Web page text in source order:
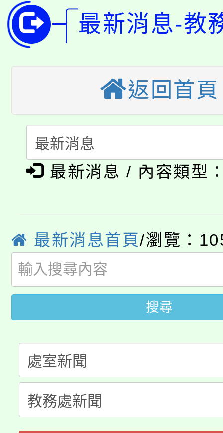
局官網。
8月14至27日，桃園電
115年桃園市運動會8/
田徑場及游泳池舉行。
視費優惠，中低收入戶
半價優惠，詳情可洽有
者。
大園自造教育及科技
份教師增能研習
大溪自造教育及科技中
份教師研習
淨零綠生活教案入校路
會
公告本校115學年度第
告(尚有缺額)
徵才活動。
YOUNG桃局內行報名
局官網。
8月14至27日，桃園電
開!
115年桃園市運動會8/
田徑場及游泳池舉行。
桃園市低收入戶享有免
視費優惠，中低收入戶
半價優惠，詳情可洽有
者。
大園自造教育及科技中
份教師增能研習
大溪自造教育及科技中
份教師研習
淨零綠生活教案入校路
會
最新消息-教
返回首頁
最新消息 / 內容類型
最新消息首頁/瀏覽：
搜尋